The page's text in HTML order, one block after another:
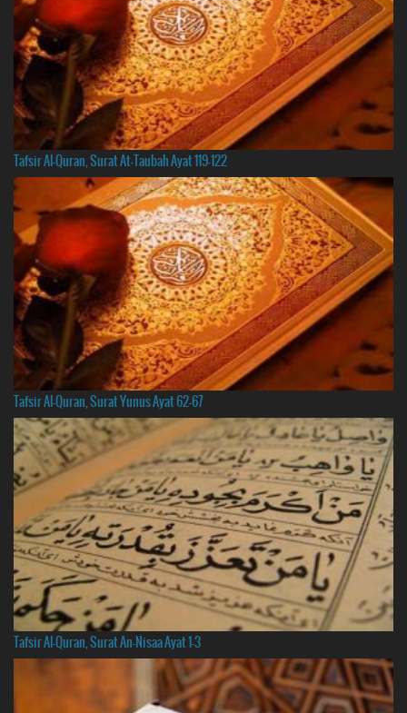
Tafsir Al-Quran, Surat At-Taubah Ayat 119-122
Tafsir Al-Quran, Surat Yunus Ayat 62-67
Tafsir Al-Quran, Surat An-Nisaa Ayat 1-3